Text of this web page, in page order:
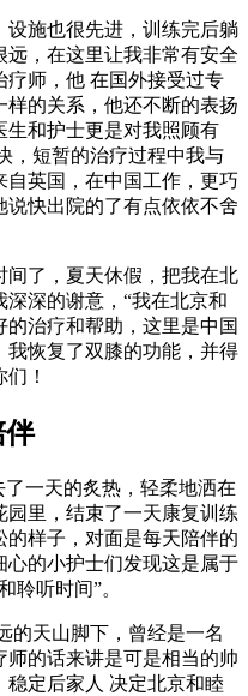
设施也很先进，训练完后躺
，在这里让我非常有安全
师，他 在国外接受过专
的关系，他还不断的表扬
生和护士更是对我照顾有
，短暂的治疗过程中我与
英国，在中国工作，更巧
快出院的了有点依依不舍
了，夏天休假，把我在北
深的谢意，“我在北京和
治疗和帮助，这里是中国
恢复了双膝的功能，并得
！
伴
一天的炙热，轻柔地洒在
里，结束了一天康复训练
样子，对面是每天陪伴的
心的小护士们发现这是属于
聆听时间”。
的天山脚下，曾经是一名
的话来讲是可是相当的帅
定后家人 决定北京和睦